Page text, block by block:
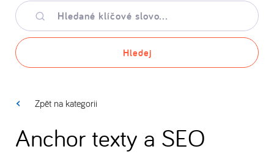
Hledané
klíčové
slovo
Hledej
Zpět na kategorii
Anchor texty a SEO